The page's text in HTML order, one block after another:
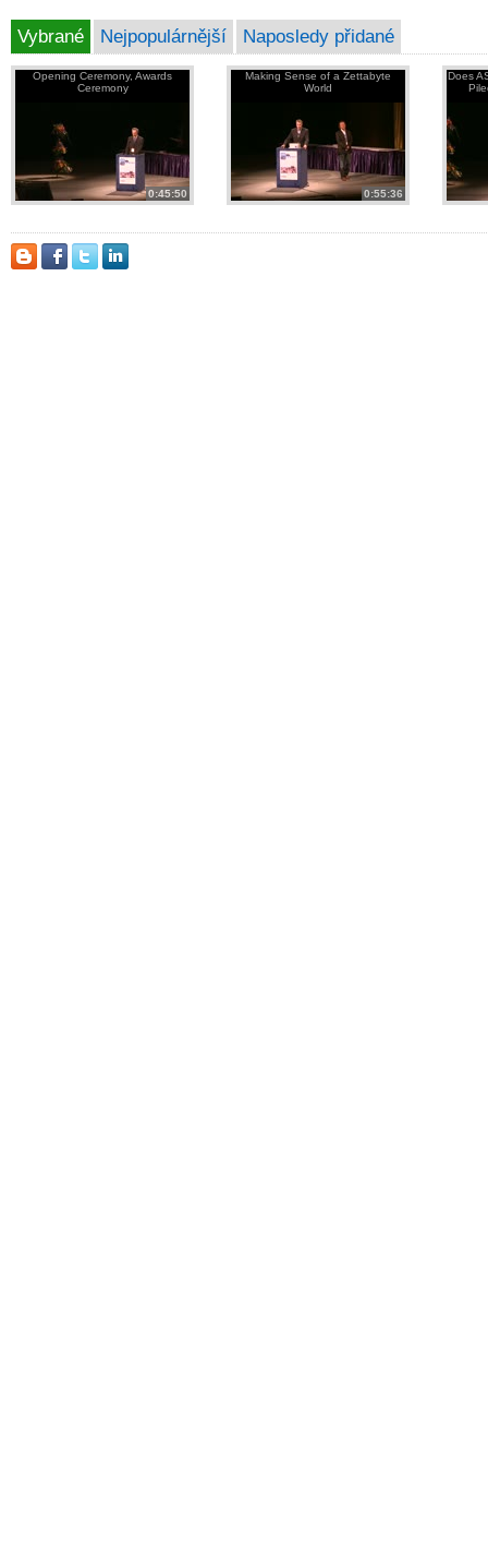
Vybrané Nejpopulárnější Naposledy přidané
Opening Ceremony, Awards
Ceremony
0:45:50
Making Sense of a Zettabyte
World
0:55:36
Does